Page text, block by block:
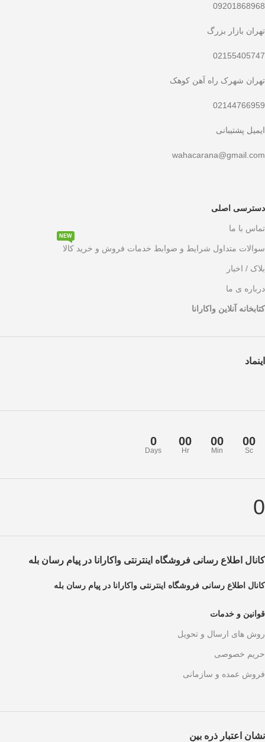
09201868968
تهران بازار بزرگ
02155405747
تهران شهرک راه آهن کوهک
02144766959
ایمیل پشتیبانی
wahacarana@gmail.com
دسترسی اصلی
تماس با ما
سوالات متداول شرایط و ضوابط خدمات فروش و خرید کالا
NEW
بلاک / اخبار
درباره ی ما
کتابخانه آنلاین واکارانا
اینماد
0
Days
00
Hr
00
Min
00
Sc
0
کانال اطلاع رسانی فروشگاه اینترنتی واکارانا در پیام رسان بله
کانال اطلاع رسانی فروشگاه اینترنتی واکارانا در پیام رسان بله
قوانین و خدمات
روش های ارسال و تحویل
حریم خصوصی
فروش عمده و سازمانی
نشان اعتبار ذره بین